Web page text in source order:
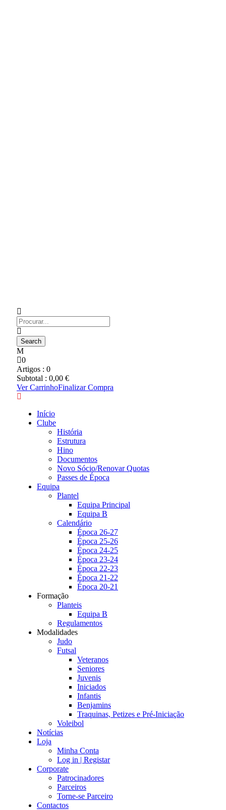
0
Artigos : 0
Subtotal : 0,00 €
Ver CarrinhoFinalizar Compra
Início
Clube
História
Estrutura
Hino
Documentos
Novo Sócio/Renovar Quotas
Passes de Época
Equipa
Plantel
Equipa Principal
Equipa B
Calendário
Época 26-27
Época 25-26
Época 24-25
Época 23-24
Época 22-23
Época 21-22
Época 20-21
Formação
Planteis
Equipa B
Regulamentos
Modalidades
Judo
Futsal
Veteranos
Seniores
Juvenis
Iniciados
Infantis
Benjamins
Traquinas, Petizes e Pré-Iniciação
Voleibol
Notícias
Loja
Minha Conta
Log in | Registar
Corporate
Patrocinadores
Parceiros
Torne-se Parceiro
Contactos